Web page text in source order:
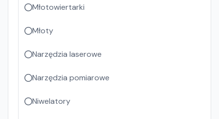
Młotowiertarki
Młoty
Narzędzia laserowe
Narzędzia pomiarowe
Niwelatory